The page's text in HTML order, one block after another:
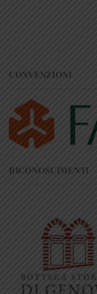
CONVENZIONI
RICONOSCIMENTI